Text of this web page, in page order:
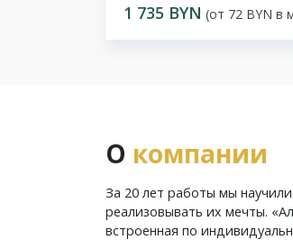
1 735 BYN (от 72 BYN в
О компании
За 20 лет работы мы
реализовывать их мечты.
встроенная по